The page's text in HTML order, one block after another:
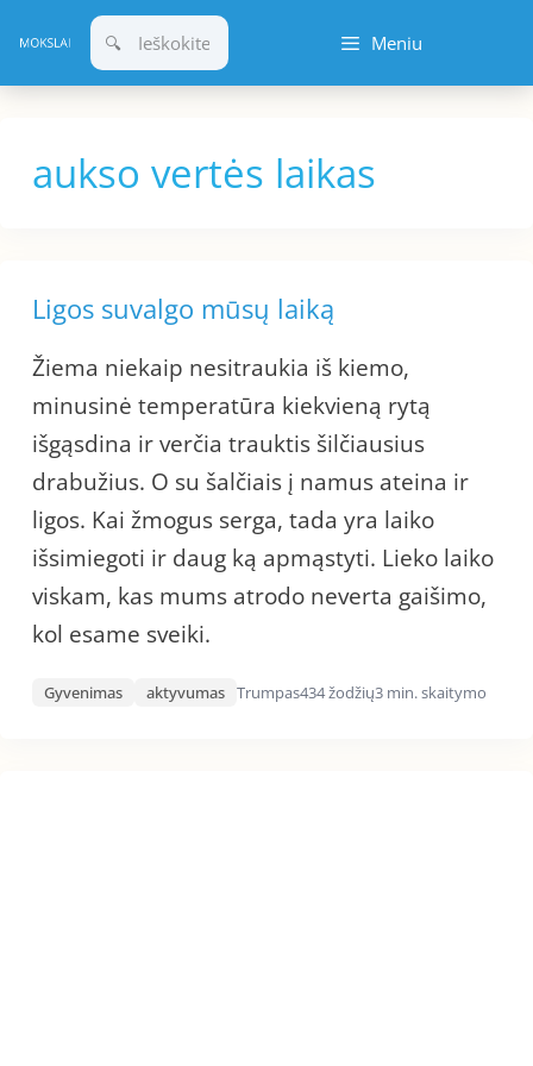
prie
turinio
Meniu
aukso vertės laikas
Ligos suvalgo mūsų laiką
Žiema niekaip nesitraukia iš kiemo,
minusinė temperatūra kiekvieną rytą
išgąsdina ir verčia trauktis šilčiausius
drabužius. O su šalčiais į namus ateina ir
ligos. Kai žmogus serga, tada yra laiko
išsimiegoti ir daug ką apmąstyti. Lieko laiko
viskam, kas mums atrodo neverta gaišimo,
kol esame sveiki.
Gyvenimas aktyvumas Trumpas434 žodžių3 min. skaitymo